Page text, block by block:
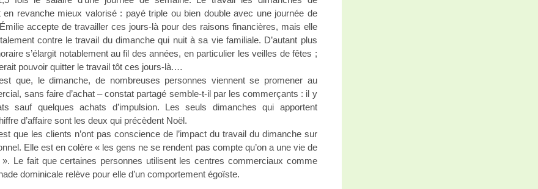
en revanche mieux valorisé : payé triple ou bien double avec une journée de
accepte de travailler ces jours-là pour des raisons financières, mais elle
contre le travail du dimanche qui nuit à sa vie familiale. D’autant plus
s’élargit notablement au fil des années, en particulier les veilles de fêtes ;
pouvoir quitter le travail tôt ces jours-là.…
que, le dimanche, de nombreuses personnes viennent se promener au
sans faire d’achat – constat partagé semble-t-il par les commerçants : il y
sauf quelques achats d’impulsion. Les seuls dimanches qui apportent
d’affaire sont les deux qui précèdent Noël.
que les clients n’ont pas conscience de l’impact du travail du dimanche sur
Elle est en colère « les gens ne se rendent pas compte qu’on a une vie de
Le fait que certaines personnes utilisent les centres commerciaux comme
dominicale relève pour elle d’un comportement égoïste.